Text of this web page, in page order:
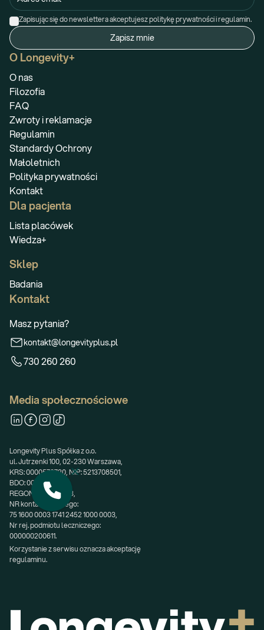
O Longevity+
O nas
Filozofia
FAQ
Zwroty i reklamacje
Regulamin
Standardy Ochrony
Małoletnich
Polityka prywatności
Kontakt
Dla pacjenta
Lista placówek
Wiedza+
Sklep
Badania
Kontakt
Masz pytania?
kontakt@longevityplus.pl
730 260 260
Media społecznościowe
Longevity Plus Spółka z o.o.
ul. Jutrzenki 100, 02-230 Warszawa,
KRS: 0000578730, NIP: 5213708501,
BDO: 000699253,
REGON: 362668683,
NR konta bankowego:
75 1600 0003 1741 2452 1000 0003,
Nr rej. podmiotu leczniczego:
000000200611.
Korzystanie z serwisu oznacza akceptację
regulaminu.
Zapisując się do newslettera akceptujesz politykę prywatności i regulamin.
Zapisz mnie